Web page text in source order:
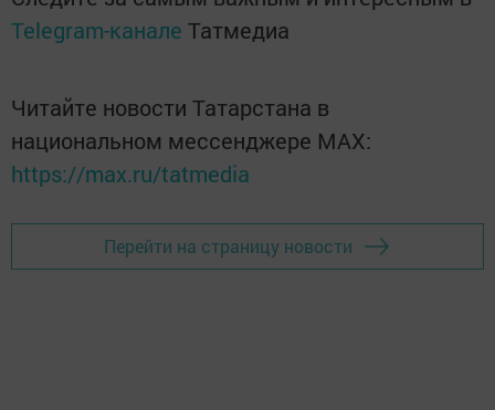
Telegram-канале Татмедиа
Читайте новости Татарстана в
национальном мессенджере MАХ:
https://max.ru/tatmedia
Перейти на страницу новости